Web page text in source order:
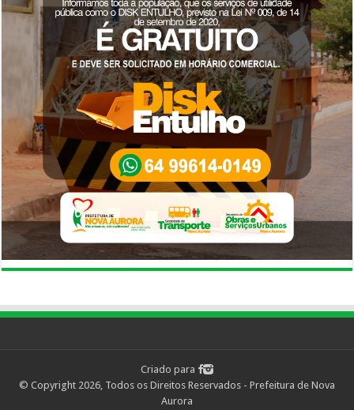
Criado para
© Copyright 2026, Todos os Direitos Reservados - Prefeitura de Nova
Aurora